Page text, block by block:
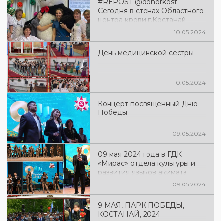
праздничный концерт
#REPOST @donorkost
Сегодня в стенах Областного
центра крови г.Костанай
прошло торжественное
медицинской сестры
10.05.2024
День медицинской сестры
10.05.2024
Концерт посвященный Дню
Победы
09.05.2024
09 мая 2024 года в ГДК
«Мирас» отдела культуры и
развития языков акимата
города Костаная прошел09.05.2024
9 МАЯ, ПАРК ПОБЕДЫ,
КОСТАНАЙ, 2024